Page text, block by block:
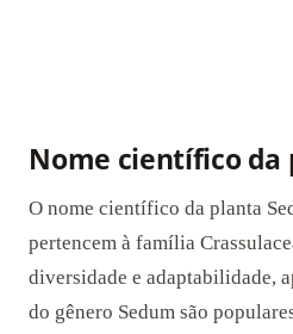
Nome científico da
O nome científico da planta
pertencem à família
diversidade e adaptabilidade,
do gênero Sedum são